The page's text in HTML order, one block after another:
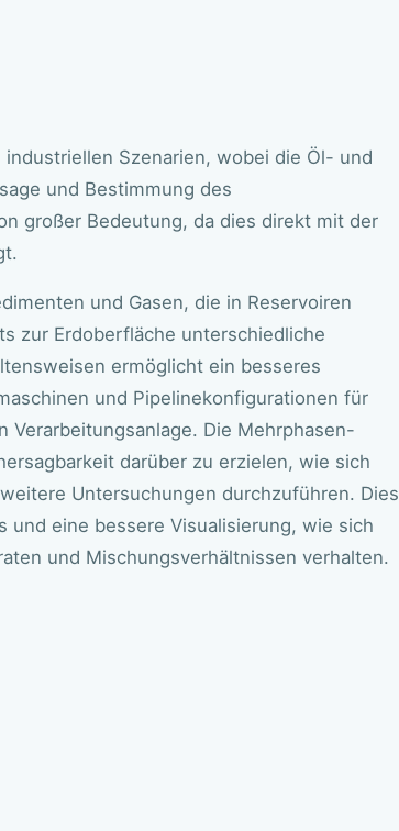
Szenarien, wobei die Öl- und
und Bestimmung des
großer Bedeutung, da dies direkt mit der
und Gasen, die in Reservoiren
zur Erdoberfläche unterschiedliche
ermöglicht ein besseres
und Pipelinekonfigurationen für
Die Mehrphasen-
darüber zu erzielen, wie sich
Untersuchungen durchzuführen. Dies
und eine bessere Visualisierung, wie sich
und Mischungsverhältnissen verhalten.